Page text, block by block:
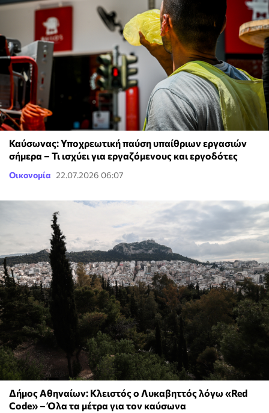
Καύσωνας: Υποχρεωτική παύση υπαίθριων εργασιών
σήμερα – Τι ισχύει για εργαζόμενους και εργοδότες
Οικονομία 22.07.2026 06:07
Δήμος Αθηναίων: Κλειστός ο Λυκαβηττός λόγω «Red
Code» – Όλα τα μέτρα για τον καύσωνα